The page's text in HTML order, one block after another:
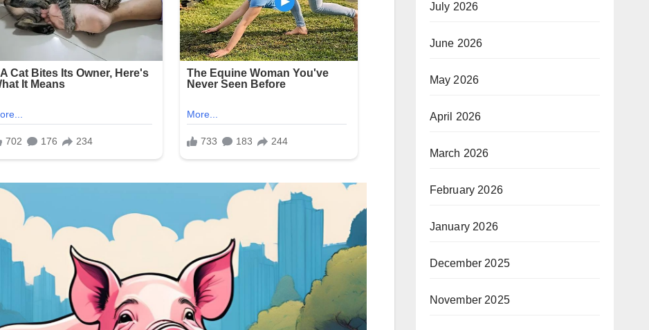
July 2026
June 2026
May 2026
April 2026
March 2026
February 2026
January 2026
December 2025
November 2025